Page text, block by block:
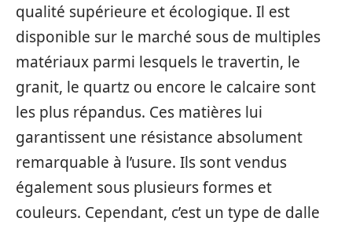
qualité supérieure et écologique. Il est
disponible sur le marché sous de multiples
matériaux parmi lesquels le travertin, le
granit, le quartz ou encore le calcaire sont
les plus répandus. Ces matières lui
garantissent une résistance absolument
remarquable à l’usure. Ils sont vendus
également sous plusieurs formes et
couleurs. Cependant, c’est un type de dalle